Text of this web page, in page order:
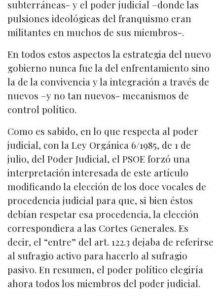
subterráneas- y el poder judicial –donde las
pulsiones ideológicas del franquismo eran
militantes en muchos de sus miembros-.
En todos estos aspectos la estrategia del nuevo
gobierno nunca fue la del enfrentamiento sino
la de la convivencia y la integración a través de
nuevos –y no tan nuevos- mecanismos de
control político.
Como es sabido, en lo que respecta al poder
judicial, con la Ley Orgánica 6/1985, de 1 de
julio, del Poder Judicial, el PSOE forzó una
interpretación interesada de este artículo
modificando la elección de los doce vocales de
procedencia judicial para que, si bien éstos
debían respetar esa procedencia, la elección
correspondiera a las Cortes Generales. Es
decir, el “entre” del art. 122.3 dejaba de referirse
al sufragio activo para hacerlo al sufragio
pasivo. En resumen, el poder político elegiría
ahora todos los miembros del poder judicial.